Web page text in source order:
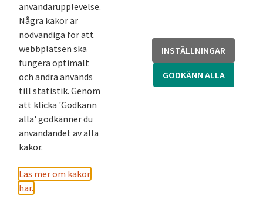
Arkivsök
Fornsök
Fornreg
Bebyggelseregistret
Runor
Kringla
användarupplevelse.
Några kakor är
nödvändiga för att
webbplatsen ska
fungera optimalt
och andra används
till statistik. Genom
att klicka 'Godkänn
alla' godkänner du
användandet av alla
kakor.
Läs mer om kakor
här.
INSTÄLLNINGAR
GODKÄNN ALLA